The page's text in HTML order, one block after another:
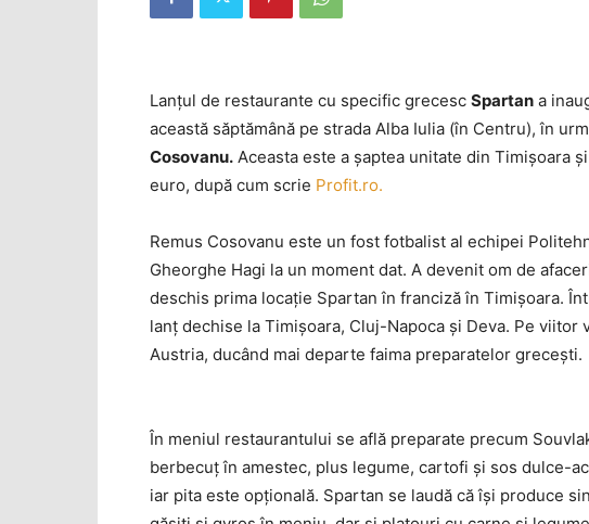
Lanţul de restaurante cu specific grecesc Spartan a
această săptămână pe strada Alba Iulia (în Centru), în
Cosovanu. Aceasta este a şaptea unitate din Timişoara
euro, după cum scrie Profit.ro.
Remus Cosovanu este un fost fotbalist al echipei
Gheorghe Hagi la un moment dat. A devenit om de
deschis prima locaţie Spartan în franciză în Timişoara.
lanţ dechise la Timişoara, Cluj-Napoca şi Deva. Pe
Austria, ducând mai departe faima preparatelor greceşti.
În meniul restaurantului se află preparate precum
berbecuţ în amestec, plus legume, cartofi şi sos dulce-
iar pita este opţională. Spartan se laudă că îşi produce